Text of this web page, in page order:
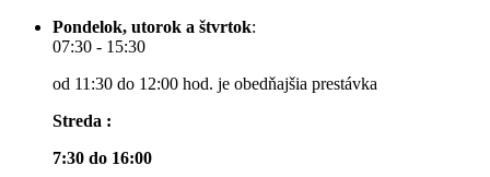
Pondelok, utorok a štvrtok:
07:30 - 15:30
od 11:30 do 12:00 hod. je obedňajšia prestávka
Streda :
7:30 do 16:00